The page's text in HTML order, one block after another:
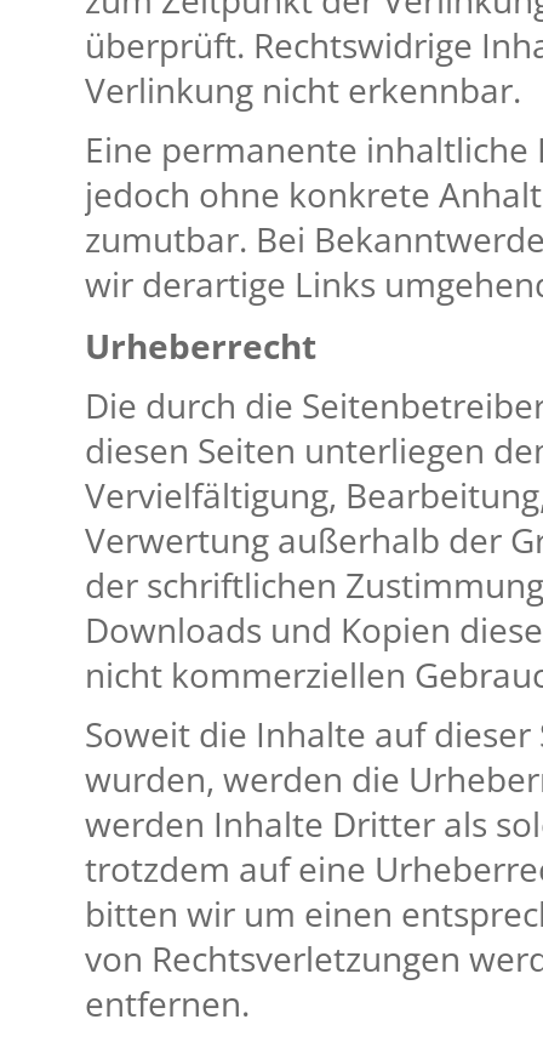
überprüft. Rechtswidrige
Verlinkung nicht erkennbar.
Eine permanente
jedoch ohne konkrete
zumutbar. Bei
wir derartige Links
Urheberrecht
Die durch die
diesen Seiten unterliegen
Vervielfältigung,
Verwertung außerhalb der
der schriftlichen
Downloads und Kopien
nicht kommerziellen
Soweit die Inhalte auf
wurden, werden die
werden Inhalte Dritter als
trotzdem auf eine
bitten wir um einen
von Rechtsverletzungen
entfernen.